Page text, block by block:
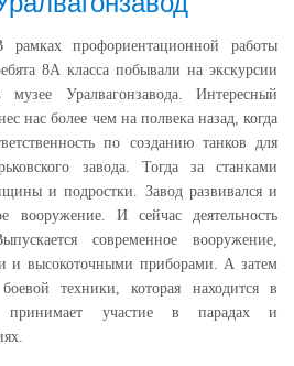
рамках профориентационной работы
8А класса побывали на экскурсии
музее Уралвагонзавода. Интересный
нас более чем на полвека назад, когда
по созданию танков для
завода. Тогда за станками
и подростки. Завод развивался и
вооружение. И сейчас деятельность
современное вооружение,
и высокоточными приборами. А затем
техники, которая находится в
принимает участие в парадах и